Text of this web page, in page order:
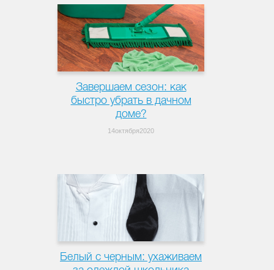
Завершаем сезон: как
быстро убрать в дачном
доме?
14октября2020
Белый с черным: ухаживаем